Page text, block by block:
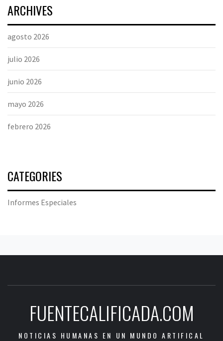
ARCHIVES
agosto 2026
julio 2026
junio 2026
mayo 2026
febrero 2026
CATEGORIES
Informes Especiales
FUENTECALIFICADA.COM
NOTICIAS HUMANAS EN UN MUNDO ARTIFICAL